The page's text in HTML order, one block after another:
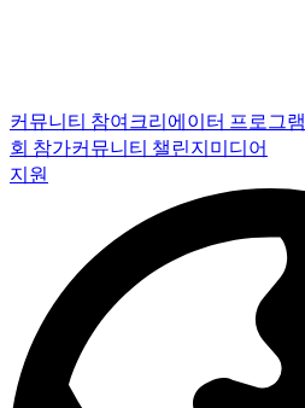
커뮤니티 참여 크리에이터 프로그램
회 참가커뮤니티 챌린지미디어
지원